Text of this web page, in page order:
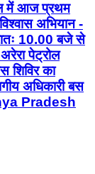
में आज प्रथम
अभियान -
10.00 बजे से
पेट्रोल
शिविर का
अधिकारी बस
Pradesh